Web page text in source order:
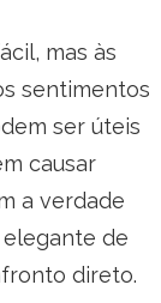
mas às
sentimentos
ser úteis
causar
a verdade
elegante de
direto.